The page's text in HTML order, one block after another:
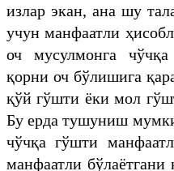
излар экан, ана шу
учун манфаатли
оч мусулмонга
қорни оч бўлишига
қўй гўшти ёки мол
Бу ерда тушуниш
чўчқа гўшти
манфаатли